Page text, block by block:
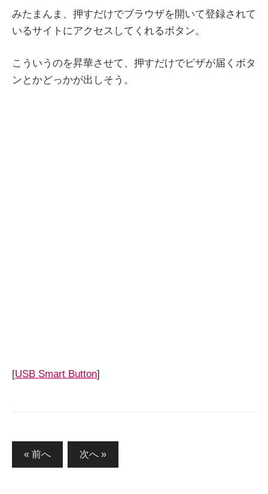
みたまんま、押すだけでブラウザを開いて登録されて
いるサイトにアクセスしてくれるボタン。
こういうのを昇華させて、押すだけでピザが届くボタ
ンとかどっかが出しそう。
[USB Smart Button]
稿
« 前へ 次へ »